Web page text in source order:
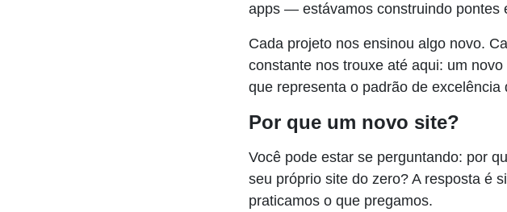
apps — estávamos construindo pontes
Cada projeto nos ensinou algo novo.
constante nos trouxe até aqui: um
que representa o padrão de
Por que um novo site?
Você pode estar se perguntando: por
seu próprio site do zero? A resposta é
praticamos o que pregamos.